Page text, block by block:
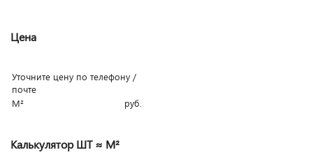
Цена
Уточните цену по телефону /
почте
М²
руб.
Калькулятор ШТ ≈ М²